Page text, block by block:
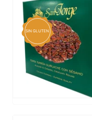
SIN GLUTEN